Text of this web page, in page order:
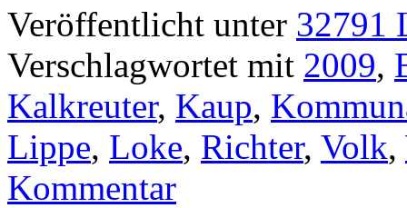
Veröffentlicht unter 32791
Verschlagwortet mit 2009,
Kalkreuter, Kaup,
Lippe, Loke, Richter, Volk,
Kommentar